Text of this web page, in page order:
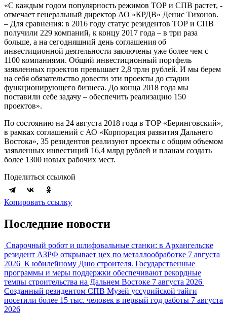
«С каждым годом популярность режимов ТОР и СПВ растет, -
отмечает генеральный директор АО «КРДВ» Денис Тихонов.
– Для сравнения: в 2016 году статус резидентов ТОР и СПВ
получили 229 компаний, к концу 2017 года – в три раза
больше, а на сегодняшний день соглашения об
инвестиционной деятельности заключены уже более чем с
1100 компаниями. Общий инвестиционный портфель
заявленных проектов превышает 2,8 трлн рублей. И мы берем
на себя обязательство довести эти проекты до стадии
функционирующего бизнеса. До конца 2018 года мы
поставили себе задачу – обеспечить реализацию 150
проектов».
По состоянию на 24 августа 2018 года в ТОР «Беринговский»,
в рамках соглашений с АО «Корпорация развития Дальнего
Востока», 35 резидентов реализуют проекты с общим объемом
заявленных инвестиций 16,4 млрд рублей и планам создать
более 1300 новых рабочих мест.
Поделиться ссылкой
Копировать ссылку
Последние новости
Сварочный робот и шлифовальные станки: в Архангельске
резидент АЗРФ открывает цех по металлообработке 7 августа
2026 К юбилейному Дню строителя. Государственные
программы и меры поддержки обеспечивают рекордные
темпы строительства на Дальнем Востоке 7 августа 2026
Созданный резидентом СПВ Музей уссурийской тайги
посетили более 15 тыс. человек в первый год работы 7 августа
2026